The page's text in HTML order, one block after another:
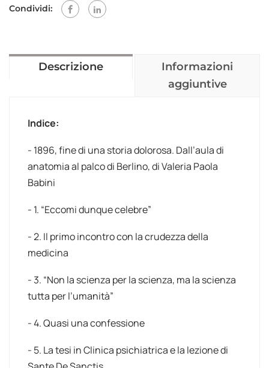
Condividi:
Descrizione
Informazioni
aggiuntive
Indice:
- 1896, fine di una storia dolorosa. Dall’aula di
anatomia al palco di Berlino, di Valeria Paola
Babini
- 1. “Eccomi dunque celebre”
- 2. Il primo incontro con la crudezza della
medicina
- 3. “Non la scienza per la scienza, ma la scienza
tutta per l’umanità”
- 4. Quasi una confessione
- 5. La tesi in Clinica psichiatrica e la lezione di